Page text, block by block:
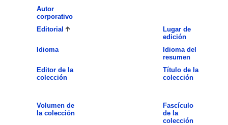
Autor
corporativo
Editorial
Lugar de
edición
Idioma
Idioma del
resumen
Editor de la
colección
Título de la
colección
Volumen de
la colección
Fascículo
de la
colección